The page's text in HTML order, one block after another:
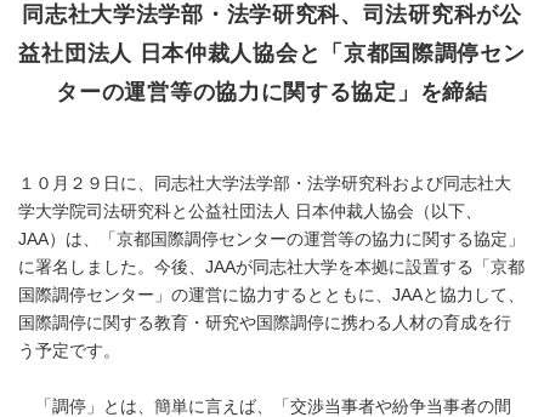
同志社大学法学部・法学研究科、司法研究科が公
益社団法人 日本仲裁人協会と「京都国際調停セン
ターの運営等の協力に関する協定」を締結
１０月２９日に、同志社大学法学部・法学研究科および同志社大
学大学院司法研究科と公益社団法人 日本仲裁人協会（以下、
JAA）は、「京都国際調停センターの運営等の協力に関する協定」
に署名しました。今後、JAAが同志社大学を本拠に設置する「京都
国際調停センター」の運営に協力するとともに、JAAと協力して、
国際調停に関する教育・研究や国際調停に携わる人材の育成を行
う予定です。
「調停」とは、簡単に言えば、「交渉当事者や紛争当事者の間